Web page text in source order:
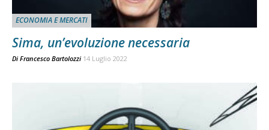
ECONOMIA E MERCATI
Sima, un’evoluzione necessaria
Di Francesco Bartolozzi 14 Luglio 2022